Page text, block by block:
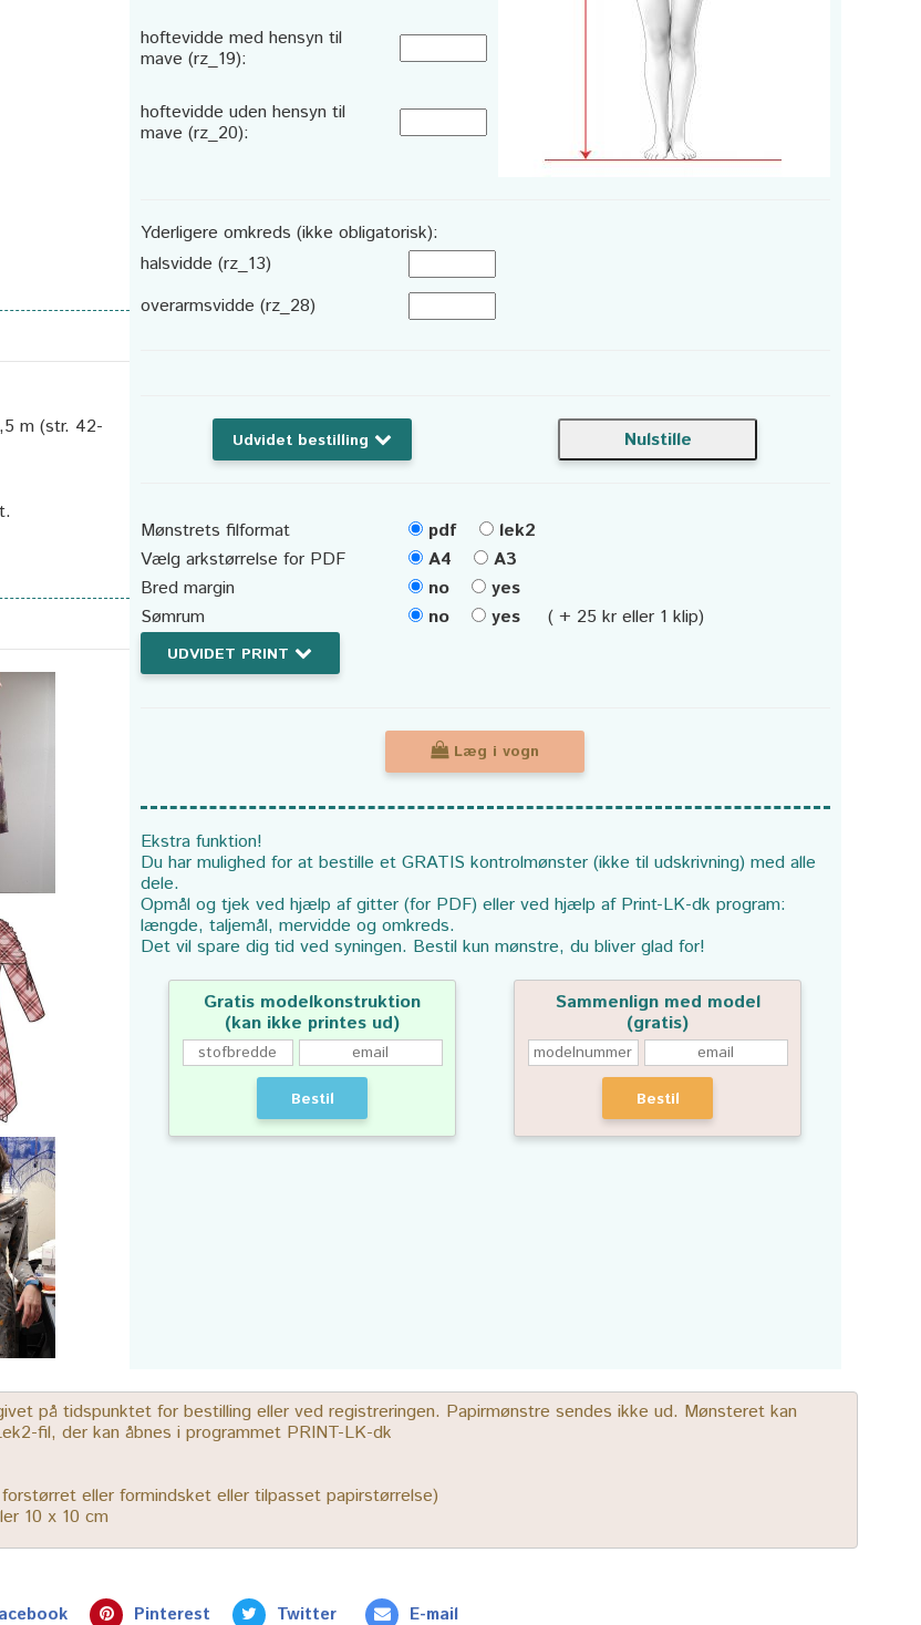
m (str. 42-
hoftevidde med hensyn til
mave (rz_19):
hoftevidde uden hensyn til
mave (rz_20):
Yderligere omkreds (ikke obligatorisk):
halsvidde (rz_13)
overarmsvidde (rz_28)
Udvidet bestilling
Mønstrets filformat pdf
lek2
Vælg arkstørrelse for PDF
A4
A3
Bred margin
no
yes
Sømrum
no yes ( + 25 kr eller 1 klip)
UDVIDET PRINT
Læg i vogn
Ekstra funktion!
Du har mulighed for at bestille et GRATIS kontrolmønster (ikke til udskrivning) med alle
dele.
Opmål og tjek ved hjælp af gitter (for PDF) eller ved hjælp af Print-LK-dk program:
længde, taljemål, mervidde og omkreds.
Det vil spare dig tid ved syningen. Bestil kun mønstre, du bliver glad for!
Gratis modelkonstruktion
(kan ikke printes ud)
Bestil
Sammenlign med model
(gratis)
Bestil
på tidspunktet for bestilling eller ved registreringen. Papirmønstre sendes ikke ud. Mønsteret kan
fil, der kan åbnes i programmet PRINT-LK-dk
eller formindsket eller tilpasset papirstørrelse)
10 x 10 cm
Pinterest Twitter E-mail